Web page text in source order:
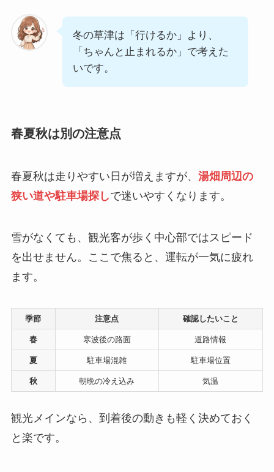
冬の草津は「行けるか」より、
「ちゃんと止まれるか」で考えた
いです。
春夏秋は別の注意点
春夏秋は走りやすい日が増えますが、 湯畑周辺の
狭い道や駐車場探しで迷いやすくなります。
雪がなくても、観光客が歩く中心部ではスピード
を出せません。ここで焦ると、運転が一気に疲れ
ます。
季節 注意点 確認したいこと
春 寒波後の路面 道路情報
夏 駐車場混雑 駐車場位置
秋 朝晩の冷え込み 気温
観光メインなら、到着後の動きも軽く決めておく
と楽です。